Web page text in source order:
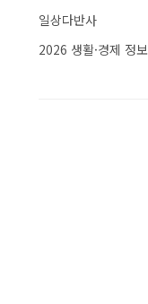
일상다반사
2026 생활·경제 정보